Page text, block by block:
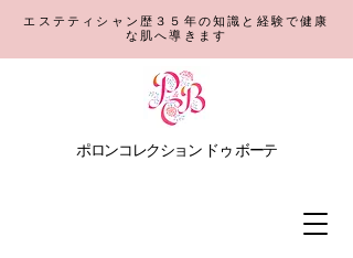
エステティシャン歴３５年の知識と経験で健康
な肌へ導きます
​ポロンコレクション ドゥ ボーテ